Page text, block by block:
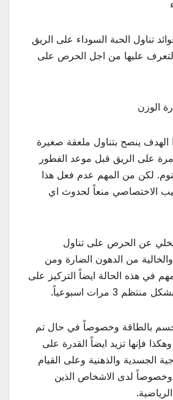
تناول الحبة السوداء على الريق
عليها من اجل الحرص على
ينصح بتناول ملعقة صغيرة
على الريق قبل موعد الفطور
لكن من المهم عدم فعل هذا
الاختصاصي منعاً لحدوث اي
عن الحرص على تناول
من الدهون الضارة ومن
في هذه الحالة ايضاً التركيز على
3 مرات اسبوعياً.
الجسم بالطاقة وخصوصاً في حال تم
فإنها تزيد ايضاً القدرة على
الجسدية والذهنية وعلى القيام
وخصوصاً لدى الاشخاص الذين